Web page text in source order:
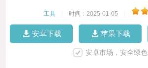
工具 时间：2025-01-05
安卓下载 苹果下载
安卓市场，安全绿色